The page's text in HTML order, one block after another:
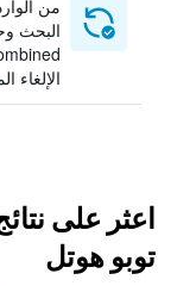
من
البحث
الإلغاء
اعثر على
توبو هوتل